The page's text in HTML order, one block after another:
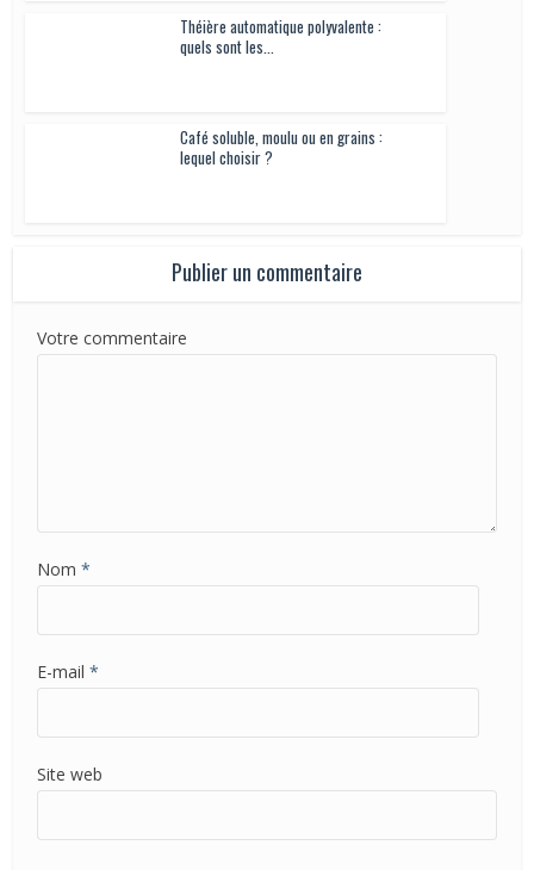
Votre commentaire
navigateur pour mon prochain commentaire.